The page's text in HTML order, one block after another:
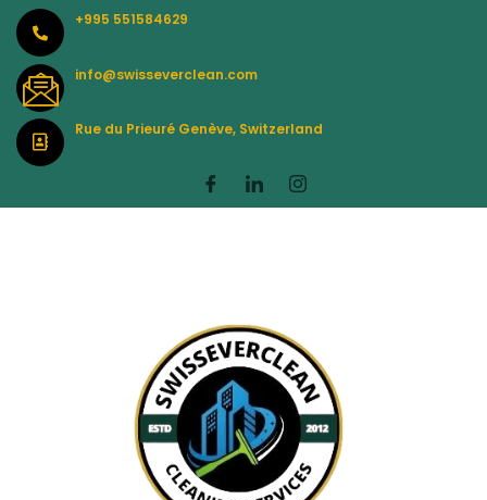
Skip
content
+995 551584629
info@swisseverclean.com
Rue du Prieuré Genève, Switzerland